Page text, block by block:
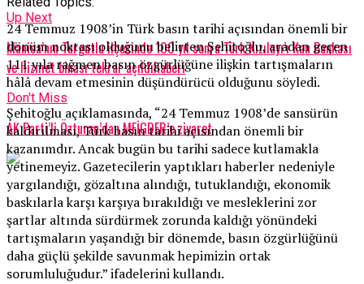
Up Next
Manisa’nın Turgutlu ilçesinde 100 yıl sonra Türk Kızılayı’ı Kan Bankası
ve hizmet binası tekrar açıldıhaberi
Don't Miss
AK Parti’li Özturan’dan MEİGDER’e ziyaret
24 Temmuz 1908’in Türk basın tarihi açısından önemli bir
dönüm noktası olduğunu belirten Şehitoğlu, aradan geçen
111 yıla rağmen basın özgürlüğüne ilişkin tartışmaların
hâlâ devam etmesinin düşündürücü olduğunu söyledi.
Şehitoğlu açıklamasında, “24 Temmuz 1908’de sansürün
kaldırılması, Türk basın tarihi açısından önemli bir
kazanımdır. Ancak bugün bu tarihi sadece kutlamakla
yetinemeyiz. Gazetecilerin yaptıkları haberler nedeniyle
yargılandığı, gözaltına alındığı, tutuklandığı, ekonomik
baskılarla karşı karşıya bırakıldığı ve mesleklerini zor
şartlar altında sürdürmek zorunda kaldığı yönündeki
tartışmaların yaşandığı bir dönemde, basın özgürlüğünü
daha güçlü şekilde savunmak hepimizin ortak
sorumluluğudur.” ifadelerini kullandı.